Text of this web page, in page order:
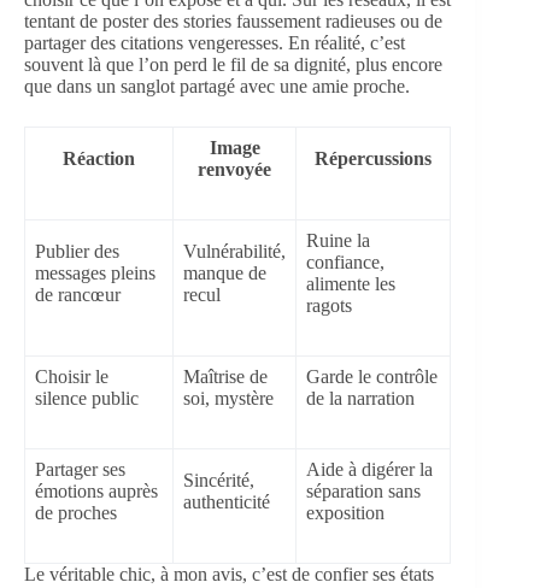
tentant de poster des stories faussement radieuses ou de
partager des citations vengeresses. En réalité, c’est
souvent là que l’on perd le fil de sa dignité, plus encore
que dans un sanglot partagé avec une amie proche.
Réaction
Image
renvoyée
Répercussions
Publier des
messages pleins
de rancœur
Vulnérabilité,
manque de
recul
Ruine la
confiance,
alimente les
ragots
Choisir le
silence public
Maîtrise de
soi, mystère
Garde le contrôle
de la narration
Partager ses
émotions auprès
de proches
Sincérité,
authenticité
Aide à digérer la
séparation sans
exposition
Le véritable chic, à mon avis, c’est de confier ses états